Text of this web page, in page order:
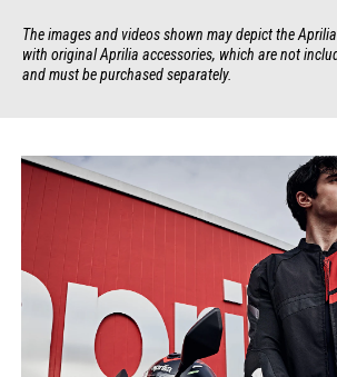
The images and videos shown may depict the
with original Aprilia accessories, which are not
and must be purchased separately.